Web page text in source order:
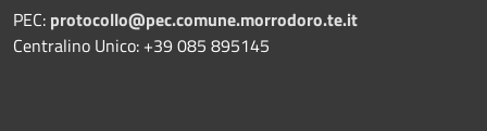
PEC: protocollo@pec.comune.morrodoro.te.it
Centralino Unico: +39 085 895145